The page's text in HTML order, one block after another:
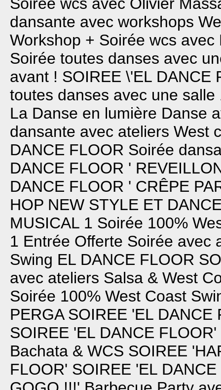
dansante avec workshops
Workshop + Soirée wcs
Soirée toutes danses avec
avant ! SOIREE \'EL DANCE
toutes danses avec une
La Danse en lumière Danse
dansante avec ateliers West
DANCE FLOOR Soirée
DANCE FLOOR '
DANCE FLOOR ' CRÊPE
HOP NEW STYLE ET
MUSICAL 1 Soirée 100%
1 Entrée Offerte Soirée avec
Swing EL DANCE FLOOR
avec ateliers Salsa & West
Soirée 100% West Coast
PERGA SOIREE 'EL DANCE
SOIREE 'EL DANCE FLOOR'
Bachata & WCS SOIREE
FLOOR' SOIREE 'EL